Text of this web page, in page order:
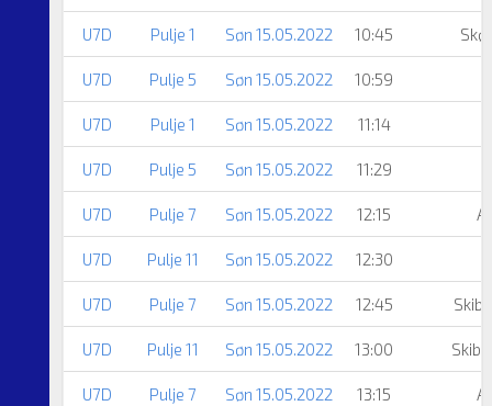
U7D Pulje 1 Søn 15.05.2022 10:45
U7D Pulje 5 Søn 15.05.2022 10:59
U7D Pulje 1 Søn 15.05.2022 11:14
U7D Pulje 5 Søn 15.05.2022 11:29
U7D Pulje 7 Søn 15.05.2022 12:15
U7D Pulje 11 Søn 15.05.2022 12:30
U7D Pulje 7 Søn 15.05.2022 12:45
U7D Pulje 11 Søn 15.05.2022 13:00
U7D Pulje 7 Søn 15.05.2022 13:15